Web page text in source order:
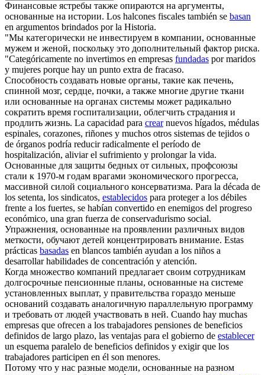
Финансовые ястребы также опираются на аргументы,
основанные на истории. Los halcones fiscales también se basan
en argumentos brindados por la Historia.
"Мы категорически не инвестируем в компании, основанные
мужем и женой, поскольку это дополнительный фактор риска.
"Categóricamente no invertimos en empresas fundadas por maridos
y mujeres porque hay un punto extra de fracaso.
Способность создавать новые органы, такие как печень,
спинной мозг, сердце, почки, а также многие другие ткани
или основанные на органах системы может радикально
сократить время госпитализации, облегчить страдания и
продлить жизнь. La capacidad para crearnuevos hígados, médulas
espinales, corazones, riñones y muchos otros sistemas de tejidos o
de órganos podría reducir radicalmente el período de
hospitalización, aliviar el sufrimiento y prolongar la vida.
Основанные для защиты бедных от сильных, профсоюзы
стали к 1970-м годам врагами экономического прогресса,
массивной силой социального консерватизма. Para la década de
los setenta, los sindicatos, establecidos para proteger a los débiles
frente a los fuertes, se habían convertido en enemigos del progreso
económico, una gran fuerza de conservadurismo social.
Упражнения, основанные на проявлении различных видов
меткости, обучают детей концентрировать внимание. Estas
prácticas basadas en blancos también ayudan a los niños a
desarrollar habilidades de concentración y atención.
Когда множество компаний предлагает своим сотрудникам
долгосрочные пенсионные планы, основанные на системе
установленных выплат, у правительства гораздо меньше
оснований создавать аналогичную параллельную программу
и требовать от людей участвовать в ней. Cuando hay muchas
empresas que ofrecen a los trabajadores pensiones de beneficios
definidos de largo plazo, las ventajas para el gobierno de establecer
un esquema paralelo de beneficios definidos y exigir que los
trabajadores participen en él son menores.
Потому что у нас разные модели, основанные на разном